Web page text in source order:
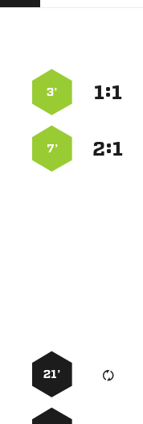
:
3’
:
7’
21’